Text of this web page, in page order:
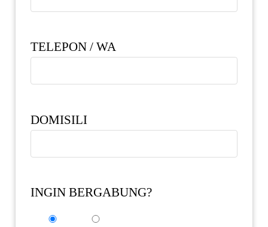
TELEPON / WA
DOMISILI
INGIN BERGABUNG?